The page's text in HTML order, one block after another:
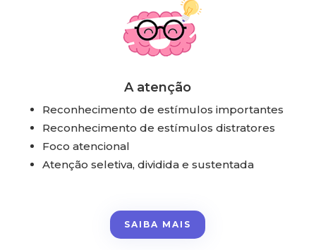
A atenção
Reconhecimento de estímulos importantes
Reconhecimento de estímulos distratores
Foco atencional
Atenção seletiva, dividida e sustentada
SAIBA MAIS